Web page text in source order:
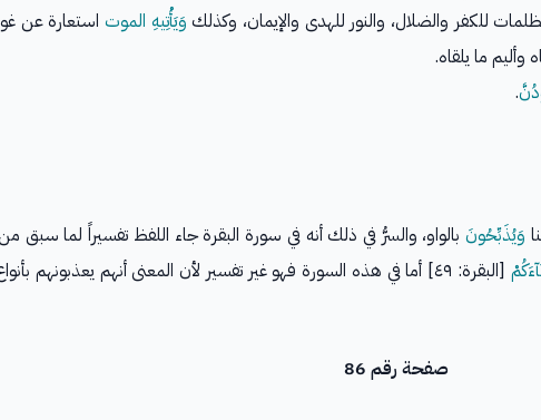
للكفر والضلال، والنور للهدى والإيمان، وكذلك وَيَأْتِيهِ الموت استعارة عن
ما يلقاه.
.
وَيُذَبِّحُونَبالواو، والسرُّ في ذلك أنه في سورة البقرة جاء اللفظ تفسيراً لما سبق
[البقرة: ٤٩] أما في هذه السورة فهو غير تفسير لأن المعنى أنهم يعذبونهم
صفحة رقم 86